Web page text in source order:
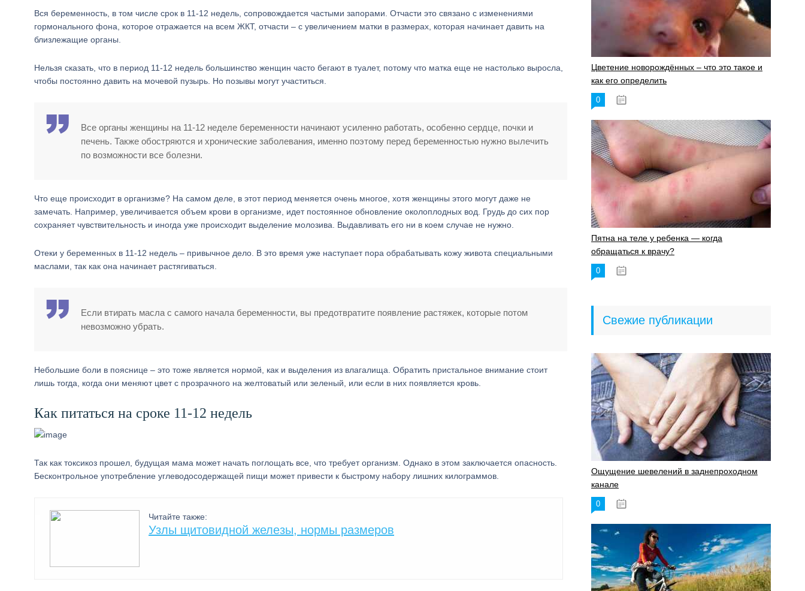
Вся беременность, в том числе срок в 11-12 недель, сопровождается частыми запорами. Отчасти это связано с изменениями
гормонального фона, которое отражается на всем ЖКТ, отчасти – с увеличением матки в размерах, которая начинает давить на
близлежащие органы.
Нельзя сказать, что в период 11-12 недель большинство женщин часто бегают в туалет, потому что матка еще не настолько выросла,
чтобы постоянно давить на мочевой пузырь. Но позывы могут участиться.
Все органы женщины на 11-12 неделе беременности начинают усиленно работать, особенно сердце, почки и
печень. Также обостряются и хронические заболевания, именно поэтому перед беременностью нужно вылечить
по возможности все болезни.
Что еще происходит в организме? На самом деле, в этот период меняется очень многое, хотя женщины этого могут даже не
замечать. Например, увеличивается объем крови в организме, идет постоянное обновление околоплодных вод. Грудь до сих пор
сохраняет чувствительность и иногда уже происходит выделение молозива. Выдавливать его ни в коем случае не нужно.
Отеки у беременных в 11-12 недель – привычное дело. В это время уже наступает пора обрабатывать кожу живота специальными
маслами, так как она начинает растягиваться.
Если втирать масла с самого начала беременности, вы предотвратите появление растяжек, которые потом
невозможно убрать.
Небольшие боли в пояснице – это тоже является нормой, как и выделения из влагалища. Обратить пристальное внимание стоит
лишь тогда, когда они меняют цвет с прозрачного на желтоватый или зеленый, или если в них появляется кровь.
Как питаться на сроке 11-12 недель
Так как токсикоз прошел, будущая мама может начать поглощать все, что требует организм. Однако в этом заключается опасность.
Бесконтрольное употребление углеводосодержащей пищи может привести к быстрому набору лишних килограммов.
Читайте также:
Узлы щитовидной железы, нормы размеров
Цветение новорождённых – что это такое и
как его определить
0
Пятна на теле у ребенка — когда
обращаться к врачу?
0
Свежие публикации
Ощущение шевелений в заднепроходном
канале
0